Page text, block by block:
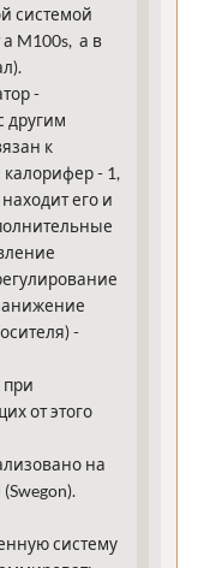
системой
M100s, а в
-
другим
к
калорифер - 1,
его и
-
при
от этого
на
систему